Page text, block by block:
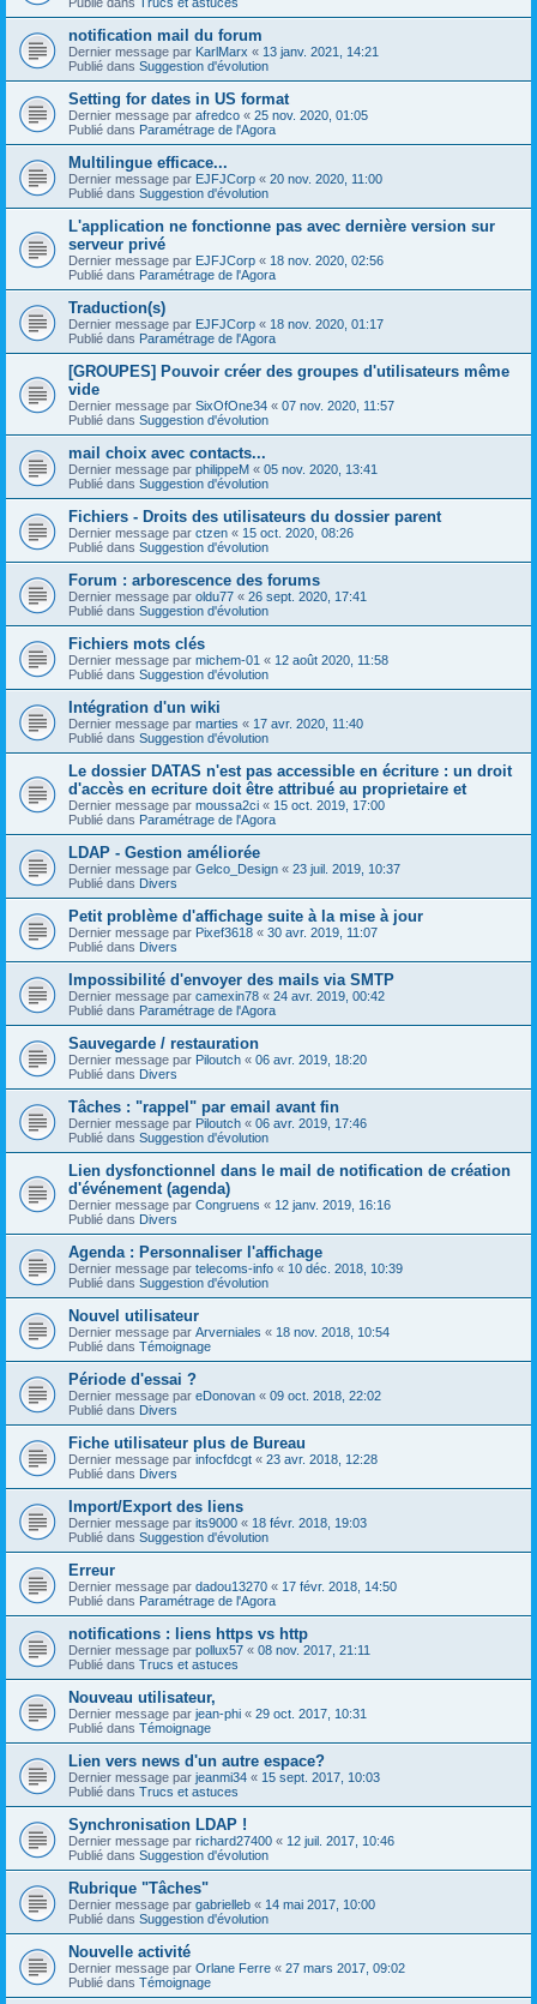
notification mail du forum
Dernier message par KarlMarx « 13 janv. 2021, 14:21
Publié dans Suggestion d'évolution
Setting for dates in US format
Dernier message par afredco « 25 nov. 2020, 01:05
Publié dans Paramétrage de l'Agora
Multilingue efficace...
Dernier message par EJFJCorp « 20 nov. 2020, 11:00
Publié dans Suggestion d'évolution
L'application ne fonctionne pas avec dernière version sur
serveur privé
Dernier message par EJFJCorp « 18 nov. 2020, 02:56
Publié dans Paramétrage de l'Agora
Traduction(s)
Dernier message par EJFJCorp « 18 nov. 2020, 01:17
Publié dans Paramétrage de l'Agora
[GROUPES] Pouvoir créer des groupes d'utilisateurs même
vide
Dernier message par SixOfOne34 « 07 nov. 2020, 11:57
Publié dans Suggestion d'évolution
mail choix avec contacts...
Dernier message par philippeM « 05 nov. 2020, 13:41
Publié dans Suggestion d'évolution
Fichiers - Droits des utilisateurs du dossier parent
Dernier message par ctzen « 15 oct. 2020, 08:26
Publié dans Suggestion d'évolution
Forum : arborescence des forums
Dernier message par oldu77 « 26 sept. 2020, 17:41
Publié dans Suggestion d'évolution
Fichiers mots clés
Dernier message par michem-01 « 12 août 2020, 11:58
Publié dans Suggestion d'évolution
Intégration d'un wiki
Dernier message par marties « 17 avr. 2020, 11:40
Publié dans Suggestion d'évolution
Le dossier DATAS n'est pas accessible en écriture : un droit
d'accès en ecriture doit être attribué au proprietaire et
Dernier message par moussa2ci « 15 oct. 2019, 17:00
Publié dans Paramétrage de l'Agora
LDAP - Gestion améliorée
Dernier message par Gelco_Design « 23 juil. 2019, 10:37
Publié dans Divers
Petit problème d'affichage suite à la mise à jour
Dernier message par Pixef3618 « 30 avr. 2019, 11:07
Publié dans Divers
Impossibilité d'envoyer des mails via SMTP
Dernier message par camexin78 « 24 avr. 2019, 00:42
Publié dans Paramétrage de l'Agora
Sauvegarde / restauration
Dernier message par Piloutch « 06 avr. 2019, 18:20
Publié dans Divers
Tâches : "rappel" par email avant fin
Dernier message par Piloutch « 06 avr. 2019, 17:46
Publié dans Suggestion d'évolution
Lien dysfonctionnel dans le mail de notification de création
d'événement (agenda)
Dernier message par Congruens « 12 janv. 2019, 16:16
Publié dans Divers
Agenda : Personnaliser l'affichage
Dernier message par telecoms-info « 10 déc. 2018, 10:39
Publié dans Suggestion d'évolution
Nouvel utilisateur
Dernier message par Arverniales « 18 nov. 2018, 10:54
Publié dans Témoignage
Période d'essai ?
Dernier message par eDonovan « 09 oct. 2018, 22:02
Publié dans Divers
Fiche utilisateur plus de Bureau
Dernier message par infocfdcgt « 23 avr. 2018, 12:28
Publié dans Divers
Import/Export des liens
Dernier message par its9000 « 18 févr. 2018, 19:03
Publié dans Suggestion d'évolution
Erreur
Dernier message par dadou13270 « 17 févr. 2018, 14:50
Publié dans Paramétrage de l'Agora
notifications : liens https vs http
Dernier message par pollux57 « 08 nov. 2017, 21:11
Publié dans Trucs et astuces
Nouveau utilisateur,
Dernier message par jean-phi « 29 oct. 2017, 10:31
Publié dans Témoignage
Lien vers news d'un autre espace?
Dernier message par jeanmi34 « 15 sept. 2017, 10:03
Publié dans Trucs et astuces
Synchronisation LDAP !
Dernier message par richard27400 « 12 juil. 2017, 10:46
Publié dans Suggestion d'évolution
Rubrique "Tâches"
Dernier message par gabrielleb « 14 mai 2017, 10:00
Publié dans Suggestion d'évolution
Nouvelle activité
Dernier message par Orlane Ferre « 27 mars 2017, 09:02
Publié dans Témoignage